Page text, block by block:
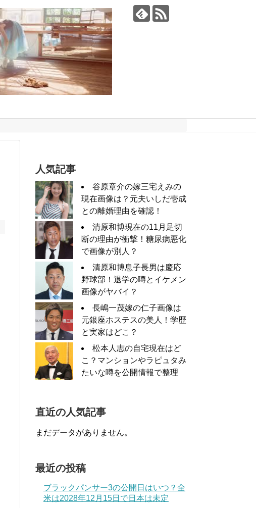
人気記事
谷原章介の嫁三宅えみの
現在画像は？元夫いしだ壱成
との離婚理由を確認！
清原和博現在の11月足切
断の理由が衝撃！糖尿病悪化
で画像が別人？
清原和博息子長男は慶応
野球部！退学の噂とイケメン
画像がヤバイ？
長嶋一茂嫁の仁子画像は
元銀座ホステスの美人！学歴
と実家はどこ？
松本人志の自宅現在はど
こ？マンションやラピュタみ
たいな噂を公開情報で整理
直近の人気記事
まだデータがありません。
最近の投稿
ブラックパンサー3の公開日はいつ？全
米は2028年12月15日で日本は未定